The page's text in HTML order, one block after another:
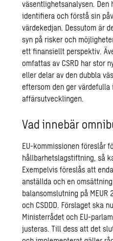
väsentlighetsanalysen.
identifiera och förstå sin
värdekedjan. Dessutom är
syn på risker och
ett finansiellt perspektiv.
omfattas av CSRD har stor
eller delar av den dubbla
eftersom den ger
affärsutvecklingen.
Vad innebär
EU-kommissionen föreslår
hållbarhetslagstiftning, så
Exempelvis föreslås att
anställda och en
balansomslutning på MEUR
och CSDDD. Förslaget ska
Ministerrådet och EU-
justeras. Till dess att det